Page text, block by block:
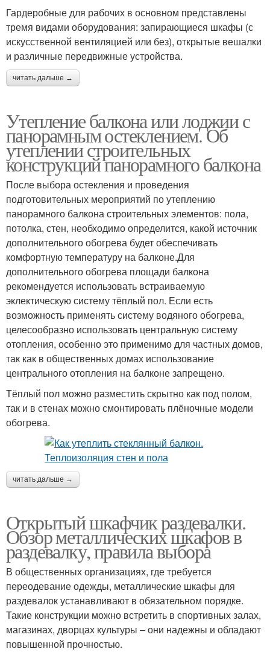
Гардеробные для рабочих в основном представлены
тремя видами оборудования: запирающиеся шкафы (с
искусственной вентиляцией или без), открытые вешалки
и различные передвижные устройства.
читать дальше →
Утепление балкона или лоджии с
панорамным остеклением. Об
утеплении строительных
конструкций панорамного балкона
После выбора остекления и проведения
подготовительных мероприятий по утеплению
панорамного балкона строительных элементов: пола,
потолка, стен, необходимо определится, какой источник
дополнительного обогрева будет обеспечивать
комфортную температуру на балконе.Для
дополнительного обогрева площади балкона
рекомендуется использовать встраиваемую
эклектическую систему тёплый пол. Если есть
возможность применять систему водяного обогрева,
целесообразно использовать центральную систему
отопления, особенно это применимо для частных домов,
так как в общественных домах использование
центрального отопления на балконе запрещено.
Тёплый пол можно разместить скрытно как под полом,
так и в стенах можно смонтировать плёночные модели
обогрева.
читать дальше →
Открытый шкафчик раздевалки.
Обзор металлических шкафов в
раздевалку, правила выбора
В общественных организациях, где требуется
переодевание одежды, металлические шкафы для
раздевалок устанавливают в обязательном порядке.
Такие конструкции можно встретить в спортивных залах,
магазинах, дворцах культуры – они надежны и обладают
повышенной прочностью.